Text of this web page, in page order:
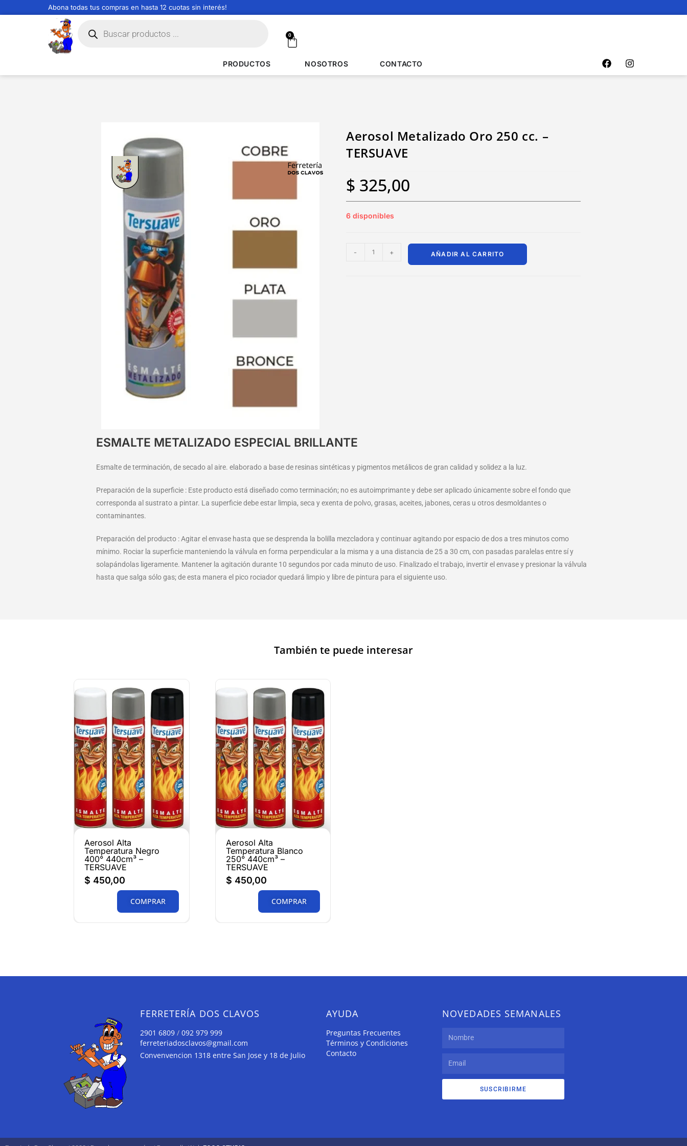
Abona todas tus compras en hasta 12 cuotas sin interés!
0
PRODUCTOS NOSOTROS CONTACTO
Aerosol Metalizado Oro 250 cc. –
TERSUAVE
$ 325,00
6 disponibles
- + AÑADIR AL CARRITO
ESMALTE METALIZADO ESPECIAL BRILLANTE
Esmalte de terminación, de secado al aire. elaborado a base de resinas sintéticas y pigmentos metálicos de gran calidad y solidez a la luz.
Preparación de la superficie : Este producto está diseñado como terminación; no es autoimprimante y debe ser aplicado únicamente sobre el fondo que
corresponda al sustrato a pintar. La superficie debe estar limpia, seca y exenta de polvo, grasas, aceites, jabones, ceras u otros desmoldantes o
contaminantes.
Preparación del producto : Agitar el envase hasta que se desprenda la bolilla mezcladora y continuar agitando por espacio de dos a tres minutos como
mínimo. Rociar la superficie manteniendo la válvula en forma perpendicular a la misma y a una distancia de 25 a 30 cm, con pasadas paralelas entre sí y
solapándolas ligeramente. Mantener la agitación durante 10 segundos por cada minuto de uso. Finalizado el trabajo, invertir el envase y presionar la válvula
hasta que salga sólo gas; de esta manera el pico rociador quedará limpio y libre de pintura para el siguiente uso.
También te puede interesar
Aerosol Alta
Temperatura Negro
400° 440cm³ –
TERSUAVE
$ 450,00
COMPRAR
Aerosol Alta
Temperatura Blanco
250° 440cm³ –
TERSUAVE
$ 450,00
COMPRAR
FERRETERÍA DOS CLAVOS
2901 6809 /092 979 999
ferreteriadosclavos@gmail.com
Convenvencion 1318 entre San Jose y 18 de Julio
AYUDA
Preguntas Frecuentes
Términos y Condiciones
Contacto
NOVEDADES SEMANALES
SUSCRIBIRME